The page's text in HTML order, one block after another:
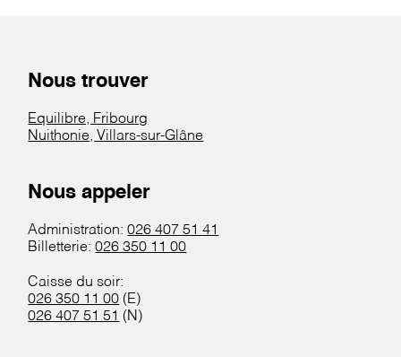
Nous trouver
Equilibre, Fribourg
Nuithonie, Villars-sur-Glâne
Nous appeler
Administration:026 407 51 41
Billetterie:026 350 11 00
Caisse du soir:
026 350 11 00 (E)
026 407 51 51 (N)